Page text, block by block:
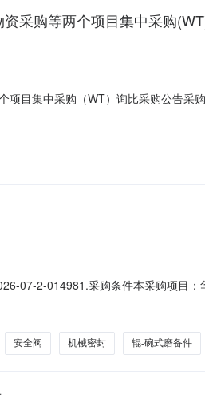
采购等两个项目集中采购
目集中采购（WT）询比采购公告采
目概况详见采购公告附件2.2采购范
07-2-014981.采购条件本采购项目
料组物料组名称采购明细数量计量单
安全阀 机械密封 辊-碗式磨备件